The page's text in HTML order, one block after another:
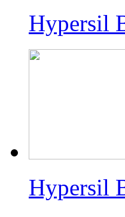
Hypersil
Hypersil